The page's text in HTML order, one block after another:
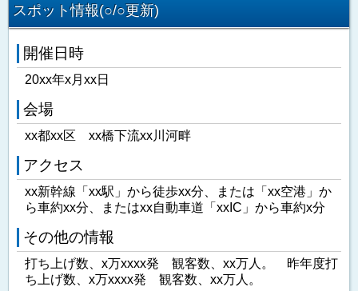
スポット情報(○/○更新)
開催日時
20xx年x月xx日
会場
xx都xx区 xx橋下流xx川河畔
アクセス
xx新幹線「xx駅」から徒歩xx分、または「xx空港」か
ら車約xx分、またはxx自動車道「xxIC」から車約x分
その他の情報
打ち上げ数、x万xxxx発 観客数、xx万人。 昨年度打
ち上げ数、x万xxxx発 観客数、xx万人。